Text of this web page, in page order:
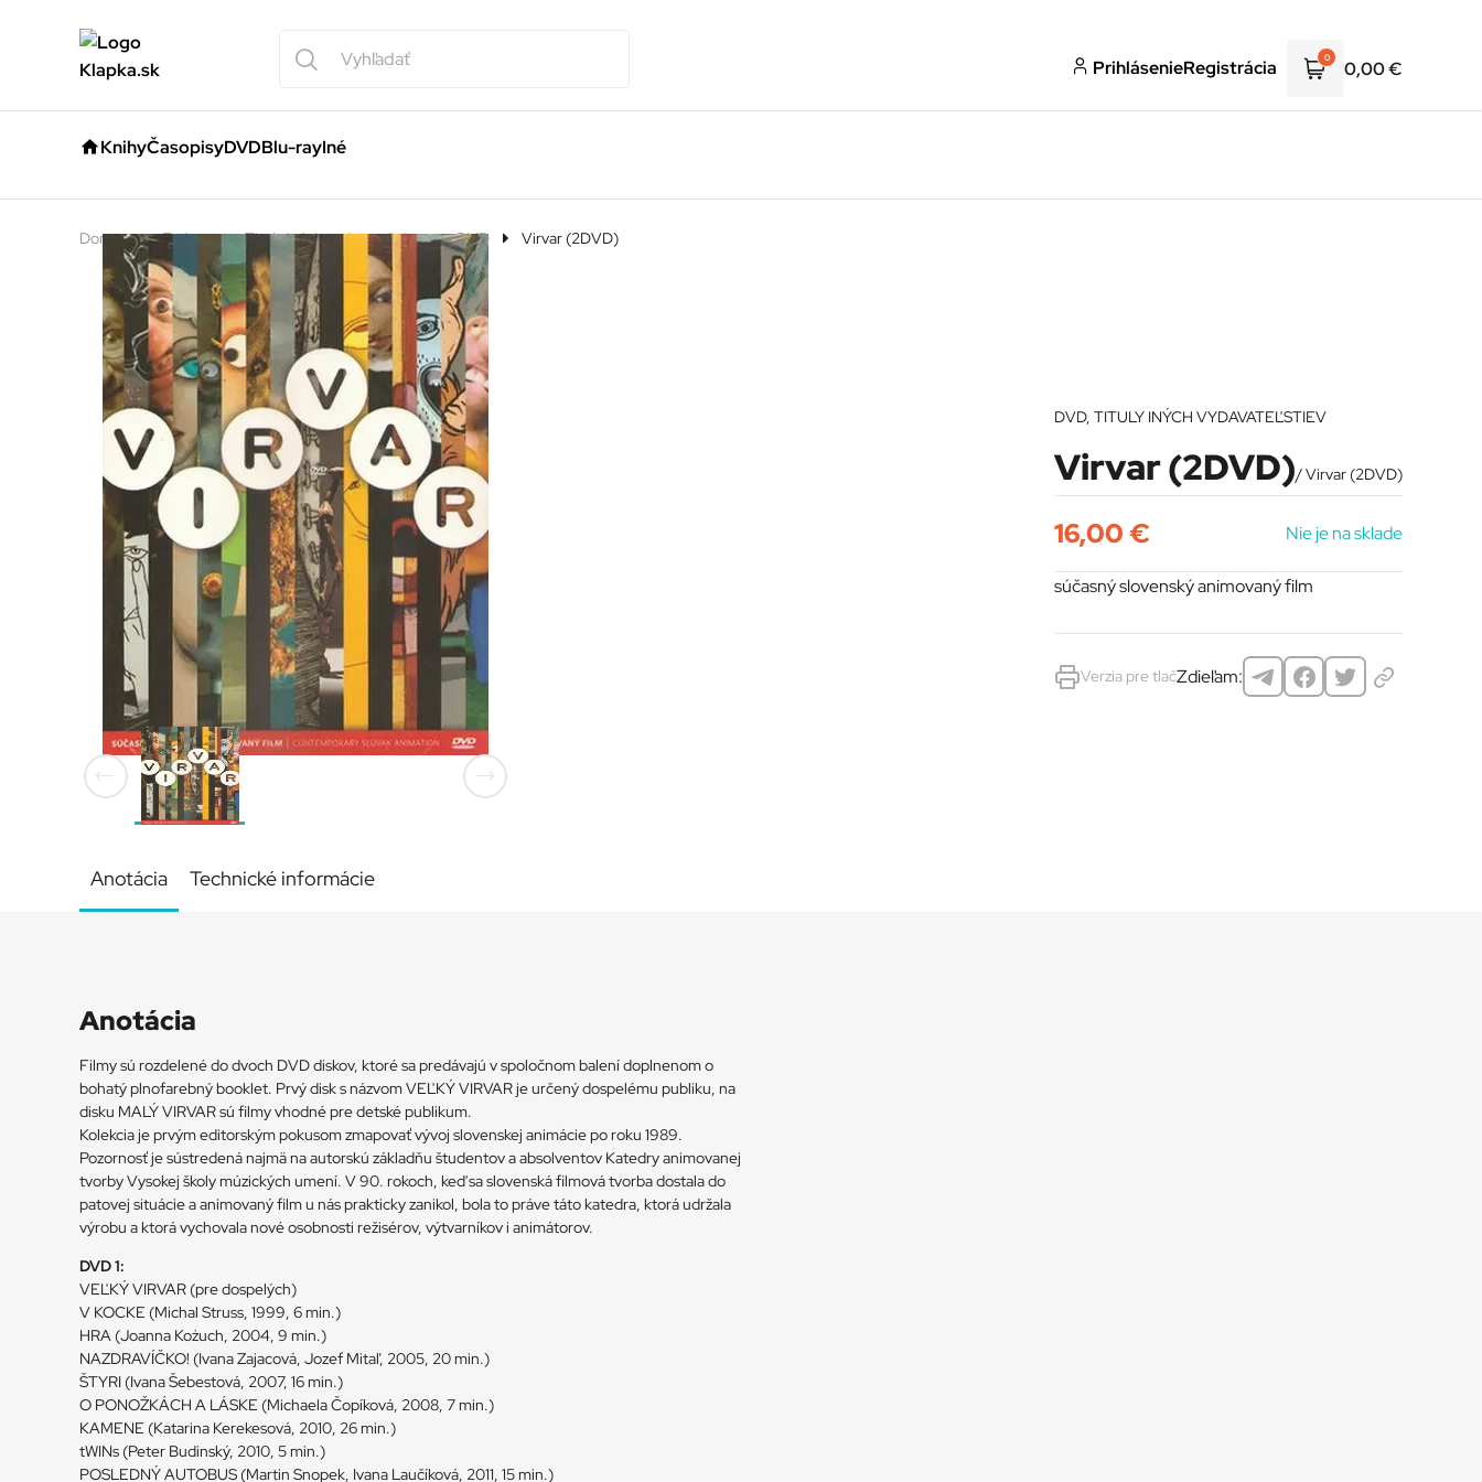
KnihyČasopisyDVDBlu-rayIné
PrihlásenieRegistrácia 0 0,00€
Domov E-shop Tituly iných vydavateľstiev DVD Virvar (2DVD)
DVD, TITULY INÝCH VYDAVATEĽSTIEV
Virvar (2DVD)/ Virvar (2DVD)
16,00€ Nie je na sklade
súčasný slovenský animovaný film
Verzia pre tlačZdieľam:
Anotácia Technické informácie
Anotácia
Filmy sú rozdelené do dvoch DVD diskov, ktoré sa predávajú v spoločnom balení doplnenom o
bohatý plnofarebný booklet. Prvý disk s názvom VEĽKÝ VIRVAR je určený dospelému publiku, na
disku MALÝ VIRVAR sú filmy vhodné pre detské publikum.
Kolekcia je prvým editorským pokusom zmapovať vývoj slovenskej animácie po roku 1989.
Pozornosť je sústredená najmä na autorskú základňu študentov a absolventov Katedry animovanej
tvorby Vysokej školy múzických umení. V 90. rokoch, keď sa slovenská filmová tvorba dostala do
patovej situácie a animovaný film u nás prakticky zanikol, bola to práve táto katedra, ktorá udržala
výrobu a ktorá vychovala nové osobnosti režisérov, výtvarníkov i animátorov.
DVD 1:
VEĽKÝ VIRVAR (pre dospelých)
V KOCKE (Michal Struss, 1999, 6 min.)
HRA (Joanna Kożuch, 2004, 9 min.)
NAZDRAVÍČKO! (Ivana Zajacová, Jozef Mitaľ, 2005, 20 min.)
ŠTYRI (Ivana Šebestová, 2007, 16 min.)
O PONOŽKÁCH A LÁSKE (Michaela Čopíková, 2008, 7 min.)
KAMENE (Katarina Kerekesová, 2010, 26 min.)
tWINs (Peter Budinský, 2010, 5 min.)
POSLEDNÝ AUTOBUS (Martin Snopek, Ivana Laučíková, 2011, 15 min.)